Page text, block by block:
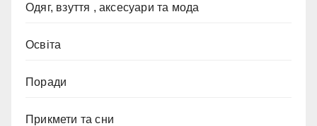
Одяг, взуття , аксесуари та мода
Освіта
Поради
Прикмети та сни